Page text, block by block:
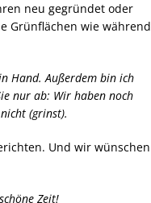
neu gegründet oder
Grünflächen wie während
Hand. Außerdem bin ich
nur ab: Wir haben noch
(grinst).
Und wir wünschen
Zeit!